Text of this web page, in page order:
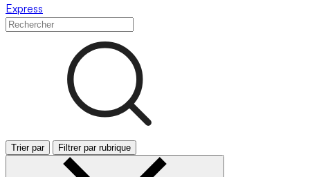
Express
Trier par Filtrer par rubrique